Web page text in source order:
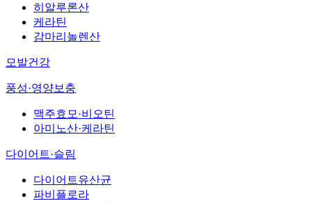
히알루론산
케라틴
감마리놀렌산
모발건강
풍성·영양보충
맥주효모·비오틴
아미노산·케라틴
다이어트·슬림
다이어트유산균
파비플로라